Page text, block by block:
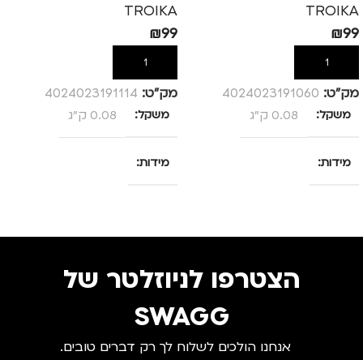
TROIKA
₪99
הוספה לסל
מק”ט: 4024023191060
משקל 0.08 ק"ג
מידות
TROIKA
TROIKA
₪99
הוספה לסל
מק”ט: 4024023191114
משקל 0.08 ק"ג
מידות
מותגים TROIKA
הצטרפו לניוזלטר של
SWAGG
אנחנו הולכים לשלוח לך רק דברים טובים.